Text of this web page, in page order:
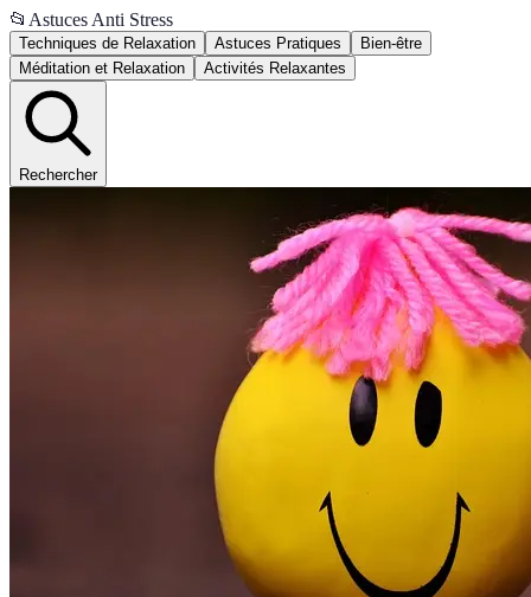
📂 Astuces Anti Stress
Techniques de Relaxation Astuces Pratiques
Bien-être
Méditation et Relaxation
Activités Relaxantes
Rechercher